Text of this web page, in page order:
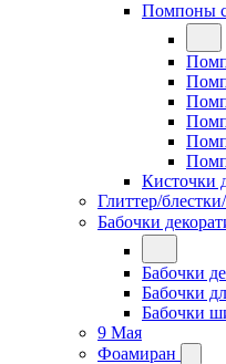
Помпоны
Кисточки
Глиттер/
Бабочки
Бабочки
Бабочки
Бабочки
9 Мая
Фоамиран